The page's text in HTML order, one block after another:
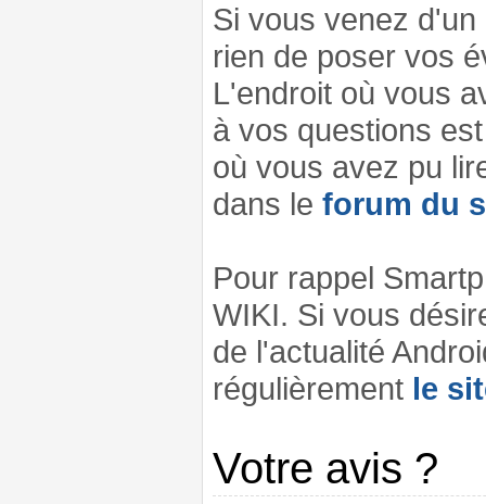
Si vous venez
rien de poser vos
L'endroit où vous
à vos questions
où vous avez pu
dans le forum du
Pour rappel
WIKI. Si vous
de l'actualité
régulièrement le
Votre avis ?